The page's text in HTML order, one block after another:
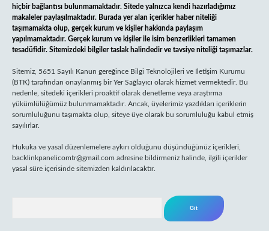
hiçbir bağlantısı bulunmamaktadır. Sitede yalnızca kendi hazırladığımız
makaleler paylaşılmaktadır. Burada yer alan içerikler haber niteliği
taşımamakta olup, gerçek kurum ve kişiler hakkında paylaşım
yapılmamaktadır. Gerçek kurum ve kişiler ile isim benzerlikleri tamamen
tesadüfidir. Sitemizdeki bilgiler taslak halindedir ve tavsiye niteliği taşımazlar.
Sitemiz, 5651 Sayılı Kanun gereğince Bilgi Teknolojileri ve İletişim Kurumu
(BTK) tarafından onaylanmış bir Yer Sağlayıcı olarak hizmet vermektedir. Bu
nedenle, sitedeki içerikleri proaktif olarak denetleme veya araştırma
yükümlülüğümüz bulunmamaktadır. Ancak, üyelerimiz yazdıkları içeriklerin
sorumluluğunu taşımakta olup, siteye üye olarak bu sorumluluğu kabul etmiş
sayılırlar.
Hukuka ve yasal düzenlemelere aykırı olduğunu düşündüğünüz içerikleri,
backlinkpanelicomtr@gmail.com adresine bildirmeniz halinde, ilgili içerikler
yasal süre içerisinde sitemizden kaldırılacaktır.